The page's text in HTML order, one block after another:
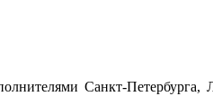
Санкт-Петербурга,